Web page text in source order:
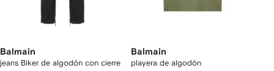
Balmain
jeans Biker de algodón con cierre
Balmain
playera de algodón